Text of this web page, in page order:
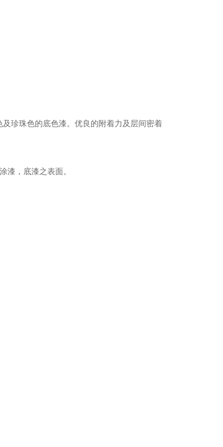
珍珠色的底色漆。优良的附着力及层间密着
漆，底漆之表面。